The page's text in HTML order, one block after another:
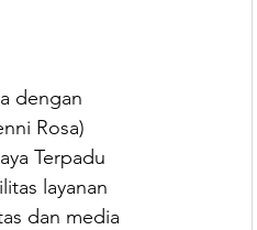
dengan
Rosa)
Terpadu
layanan
dan media